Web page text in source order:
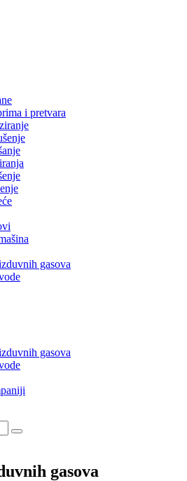
i pretvara
gasova
gasova
gasova